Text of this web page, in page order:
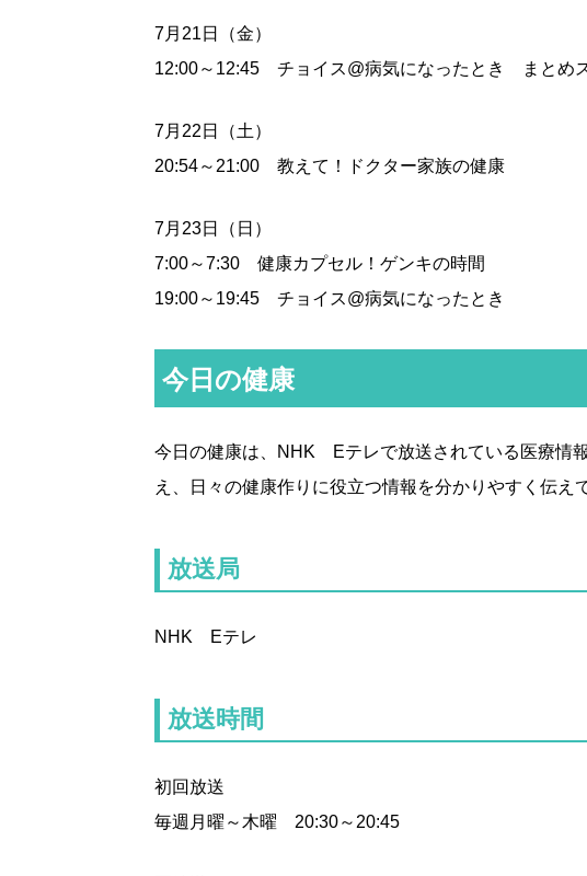
7月21日（金）
12:00～12:45 チョイス@病気になったとき まとめ
7月22日（土）
20:54～21:00 教えて！ドクター家族の健康
7月23日（日）
7:00～7:30 健康カプセル！ゲンキの時間
19:00～19:45 チョイス@病気になったとき
今日の健康
今日の健康は、NHK Eテレで放送されている医療情
え、日々の健康作りに役立つ情報を分かりやすく伝え
放送局
NHK Eテレ
放送時間
初回放送
毎週月曜～木曜 20:30～20:45